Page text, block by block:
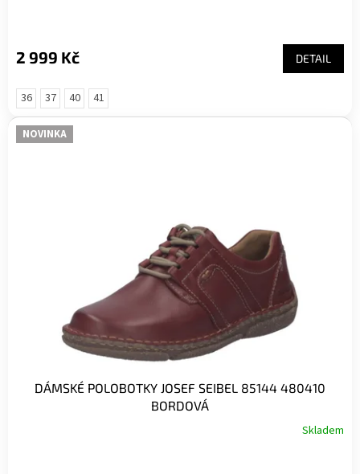
2 999 Kč DETAIL
36 37 40 41
NOVINKA
DÁMSKÉ POLOBOTKY JOSEF SEIBEL 85144 480410
BORDOVÁ
Skladem